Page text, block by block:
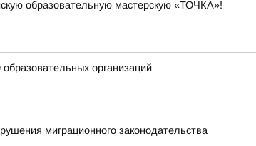
образовательную мастерскую «ТОЧКА»!
организаций
миграционного законодательства